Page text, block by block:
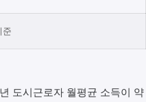
준
도시근로자 월평균 소득이 약